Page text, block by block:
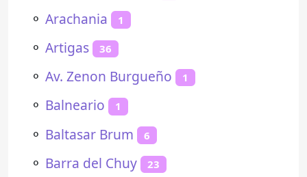
⚬ Arachania 1
⚬ Artigas 36
⚬ Av. Zenon Burgueño 1
⚬ Balneario 1
⚬ Baltasar Brum 6
⚬ Barra del Chuy 23